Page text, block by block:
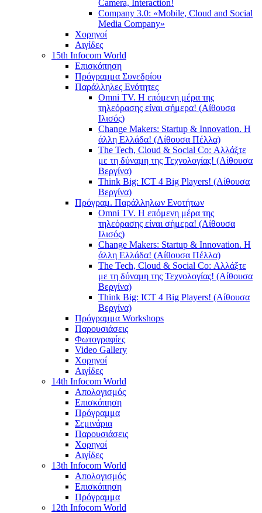
Camera, Interaction!
Company 3.0: «Mobile, Cloud and Social
Media Company»
Χορηγοί
Αιγίδες
15th Infocom World
Επισκόπηση
Πρόγραμμα Συνεδρίου
Παράλληλες Ενότητες
Omni TV. Η επόμενη μέρα της
τηλεόρασης είναι σήμερα! (Αίθουσα
Ιλισός)
Change Makers: Startup & Innovation. Η
άλλη Ελλάδα! (Αίθουσα Πέλλα)
The Tech, Cloud & Social Co: Αλλάξτε
με τη δύναμη της Τεχνολογίας! (Αίθουσα
Βεργίνα)
Think Big: ICT 4 Big Players! (Αίθουσα
Βεργίνα)
Πρόγραμ. Παράλληλων Ενοτήτων
Omni TV. Η επόμενη μέρα της
τηλεόρασης είναι σήμερα! (Αίθουσα
Ιλισός)
Change Makers: Startup & Innovation. Η
άλλη Ελλάδα! (Αίθουσα Πέλλα)
The Tech, Cloud & Social Co: Αλλάξτε
με τη δύναμη της Τεχνολογίας! (Αίθουσα
Βεργίνα)
Think Big: ICT 4 Big Players! (Αίθουσα
Βεργίνα)
Πρόγραμμα Workshops
Παρουσιάσεις
Φωτογραφίες
Video Gallery
Χορηγοί
Αιγίδες
14th Infocom World
Απολογισμός
Επισκόπηση
Πρόγραμμα
Σεμινάρια
Παρουσιάσεις
Χορηγοί
Αιγίδες
13th Infocom World
Απολογισμός
Επισκόπηση
Πρόγραμμα
12th Infocom World